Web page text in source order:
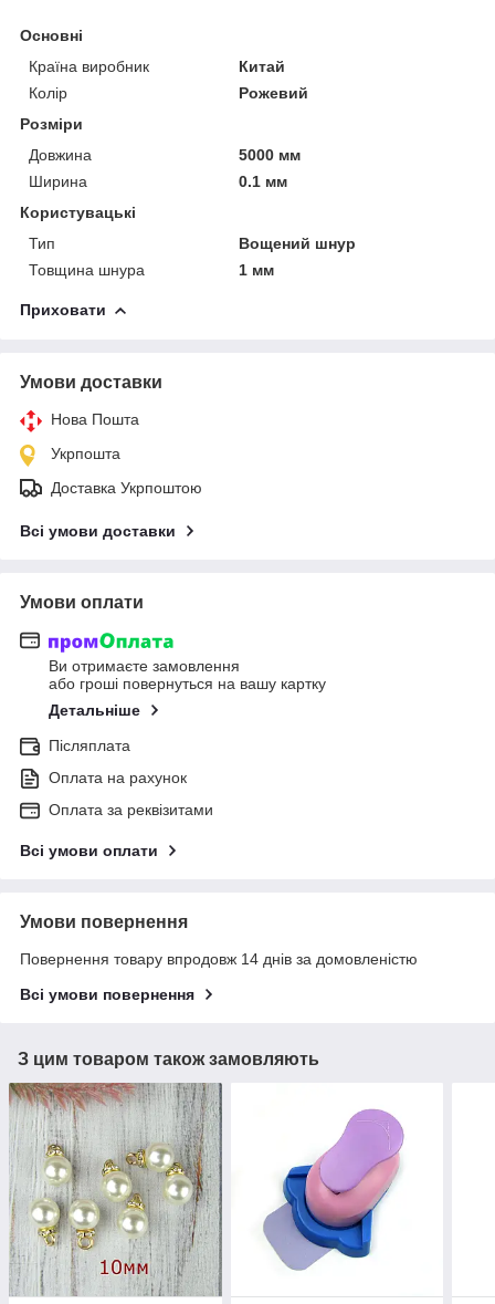
Основні
Країна виробник
Китай
Колір
Рожевий
Розміри
Довжина
5000 мм
Ширина
0.1 мм
Користувацькі
Тип
Вощений шнур
Товщина шнура
1 мм
Приховати
Умови доставки
Нова Пошта
Укрпошта
Доставка Укрпоштою
Всі умови доставки
Умови оплати
Ви отримаєте замовлення
або гроші повернуться на вашу картку
Детальніше
Післяплата
Оплата на рахунок
Оплата за реквізитами
Всі умови оплати
Умови повернення
Повернення товару впродовж 14 днів за домовленістю
Всі умови повернення
З цим товаром також замовляють